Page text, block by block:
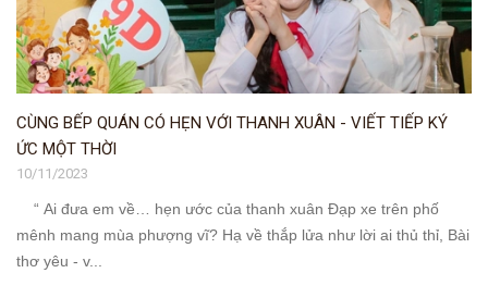
CÙNG BẾP QUÁN CÓ HẸN VỚI THANH XUÂN - VIẾT TIẾP KÝ
ỨC MỘT THỜI
10/11/2023
mênh mang mùa phượng vĩ? Hạ về thắp lửa như lời ai thủ thỉ, Bài
thơ yêu - v...